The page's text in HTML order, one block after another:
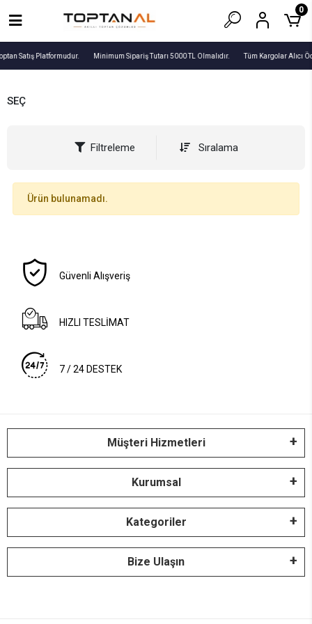
Satış Platformudur. Minimum Sipariş Tutarı 5000 TL Olmalıdır. Tüm Kargolar Alıcı
0
SEÇ
Filtreleme Sıralama
Ürün bulunamadı.
Güvenli Alışveriş
HIZLI TESLİMAT
7 / 24 DESTEK
Müşteri Hizmetleri
Kurumsal
Kategoriler
Bize Ulaşın